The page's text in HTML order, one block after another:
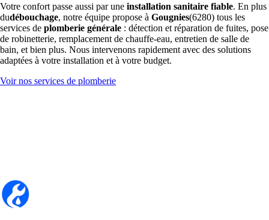
Votre confort passe aussi par une installation sanitaire fiable. En plus
dudébouchage, notre équipe propose à Gougnies(6280) tous les
services de plomberie générale : détection et réparation de fuites, pose
de robinetterie, remplacement de chauffe-eau, entretien de salle de
bain, et bien plus. Nous intervenons rapidement avec des solutions
adaptées à votre installation et à votre budget.
Voir nos services de plomberie